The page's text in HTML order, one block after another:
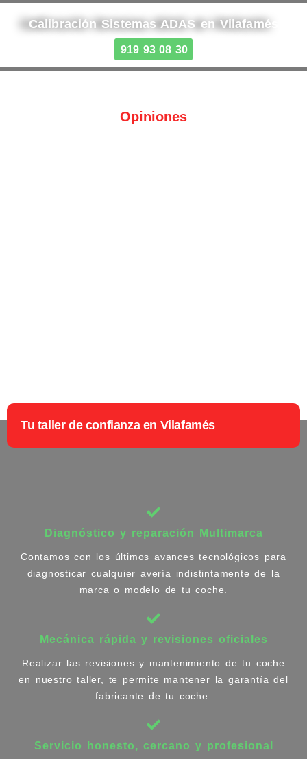
Calibración Sistemas ADAS en Vilafamés
919 93 08 30
Opiniones
Tu taller de confianza en Vilafamés
Diagnóstico y reparación Multimarca
Contamos con los últimos avances tecnológicos para
diagnosticar cualquier avería indistintamente de la
marca o modelo de tu coche.
Mecánica rápida y revisiones oficiales
Realizar las revisiones y mantenimiento de tu coche
en nuestro taller, te permite mantener la garantía del
fabricante de tu coche.
Servicio honesto, cercano y profesional